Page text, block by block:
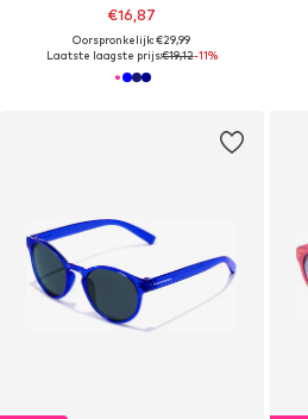
€16,87
Oorspronkelijk: €29,99
Laatste laagste prijs:€19,12-11%